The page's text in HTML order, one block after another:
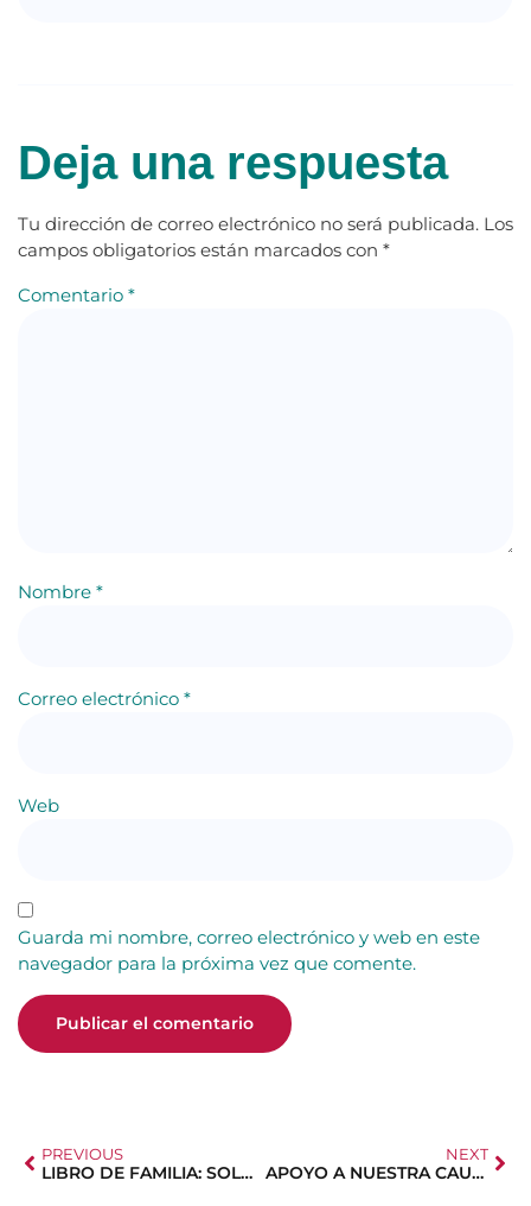
Deja una respuesta
Tu dirección de correo electrónico no será publicada. Los
campos obligatorios están marcados con *
Comentario *
Nombre *
Correo electrónico *
Web
Guarda mi nombre, correo electrónico y web en este
navegador para la próxima vez que comente.
PREVIOUS
LIBRO DE FAMILIA: SOLO CERTIFICADOS DIGITALES
NEXT
APOYO A NUESTRA CAUSA A TRAVÉS DE ELFAC